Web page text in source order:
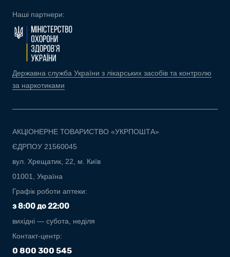
Наші партнери:
Державна служба України з лікарських засобів та контролю
за наркотиками
АКЦІОНЕРНЕ ТОВАРИСТВО «УКРПОШТА»
ЄДРПОУ 21560045
вул. Хрещатик, 22, м. Київ
01001, Україна
Графік роботи аптеки:
з 8:00 до 22:00
вихідні — субота, неділя
Контакт-центр:
0 800 300 545